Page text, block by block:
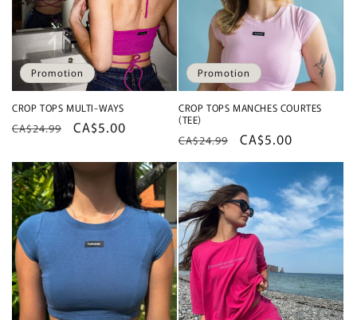
Promotion
CROP TOPS MULTI-WAYS
Prix
CA$24.99
Prix
CA$5.00
Promotion
CROP TOPS MANCHES COURTES
(TEE)
Prix
habituel
CA$24.99
Prix
promotionnel
CA$5.00